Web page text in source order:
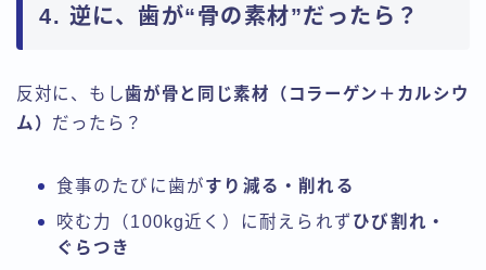
4. 逆に、歯が“骨の素材”だったら？
反対に、もし歯が骨と同じ素材（コラーゲン＋カルシウ
ム） だったら？
食事のたびに歯がすり減る・削れる
咬む力（100kg近く）に耐えられず ひび割れ・
ぐらつき